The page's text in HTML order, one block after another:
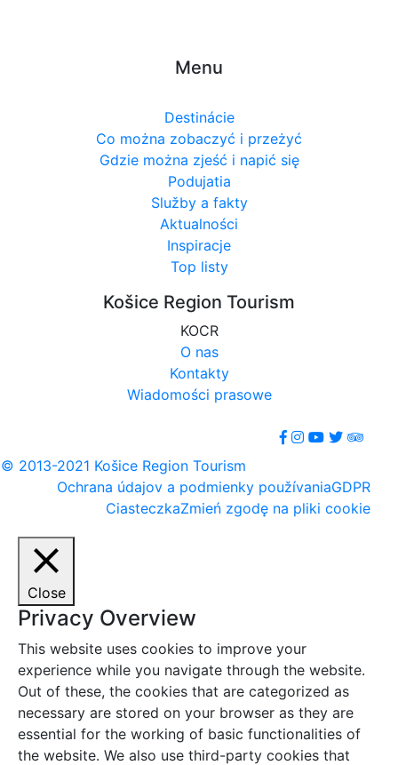
Menu
Destinácie
Co można zobaczyć i przeżyć
Gdzie można zjeść i napić się
Podujatia
Služby a fakty
Aktualności
Inspiracje
Top listy
Košice Region Tourism
KOCR
O nas
Kontakty
Wiadomości prasowe
© 2013-2021 Košice Region Tourism
Ochrana údajov a podmienky používaniaGDPR
CiasteczkaZmień zgodę na pliki cookie
Close
Privacy Overview
This website uses cookies to improve your
experience while you navigate through the website.
Out of these, the cookies that are categorized as
necessary are stored on your browser as they are
essential for the working of basic functionalities of
the website. We also use third-party cookies that